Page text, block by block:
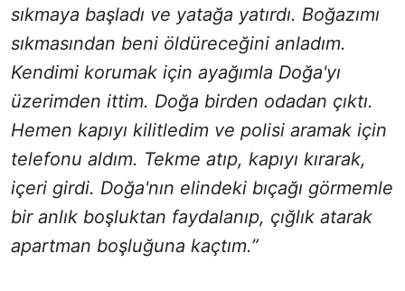
sıkmaya başladı ve yatağa yatırdı. Boğazımı
sıkmasından beni öldüreceğini anladım.
Kendimi korumak için ayağımla Doğa'yı
üzerimden ittim. Doğa birden odadan çıktı.
Hemen kapıyı kilitledim ve polisi aramak için
telefonu aldım. Tekme atıp, kapıyı kırarak,
içeri girdi. Doğa'nın elindeki bıçağı görmemle
bir anlık boşluktan faydalanıp, çığlık atarak
apartman boşluğuna kaçtım.”